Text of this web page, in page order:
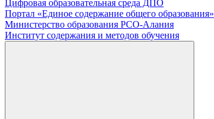
Цифровая образовательная среда ДПО
Портал «Единое содержание общего образования»
Министерство образования РСО-Алания
Институт содержания и методов обучения